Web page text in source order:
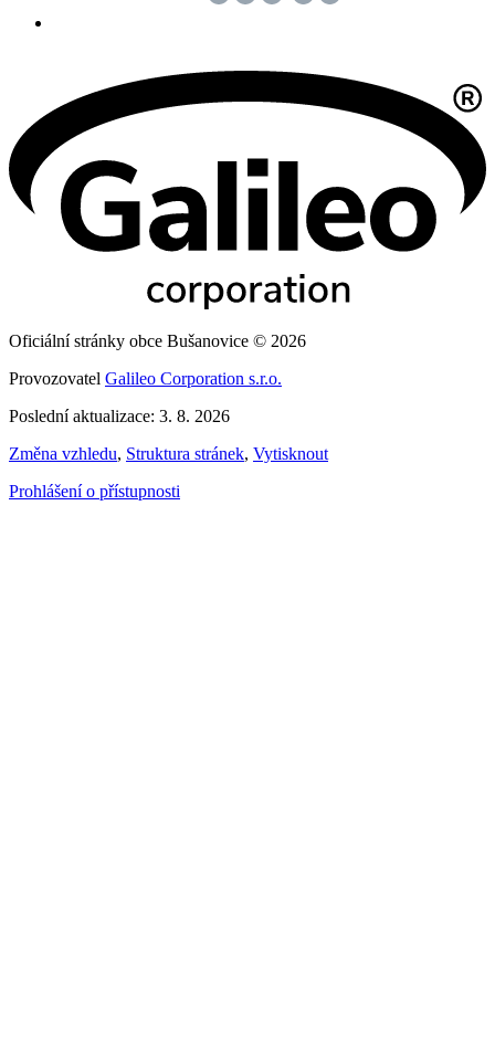
Oficiální stránky obce Bušanovice © 2026
Provozovatel Galileo Corporation s.r.o.
Poslední aktualizace: 3. 8. 2026
Změna vzhledu, Struktura stránek, Vytisknout
Prohlášení o přístupnosti